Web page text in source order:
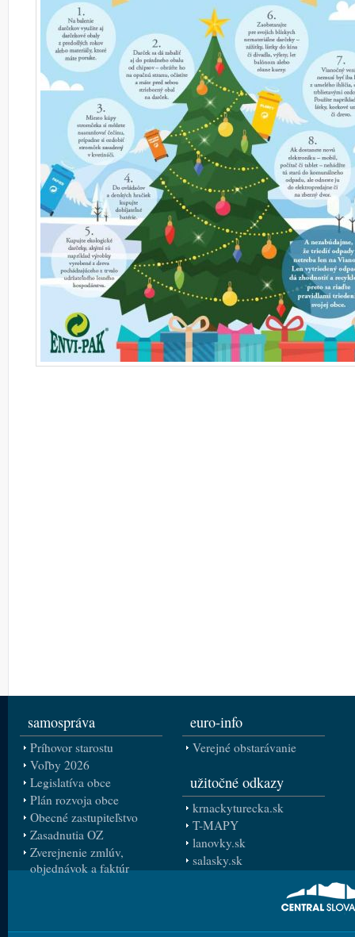
samospráva
Príhovor starostu
Voľby 2026
Legislatíva obce
Plán rozvoja obce
Obecné zastupiteľstvo
Zasadnutia OZ
Zverejnenie zmlúv,
objednávok a faktúr
euro-info
Verejné obstarávanie
užitočné odkazy
krnackyturecka.sk
T-MAPY
lanovky.sk
salasky.sk